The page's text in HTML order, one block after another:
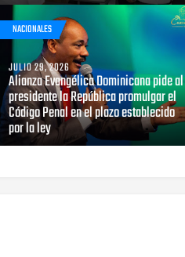
NACIONALES
JULIO 29, 2026
Alianza Evangélica Dominicana pide al
presidente la República promulgar el
Código Penal en el plazo establecido
por la ley